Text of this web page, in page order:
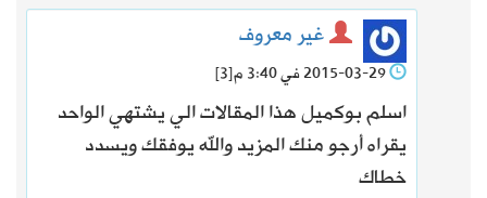
غير معروف
[3]
اسلم بوكميل هذا المقالات الي يشتهي الواحد
يقراه أرجو منك المزيد والله يوفقك ويسدد
خطاك